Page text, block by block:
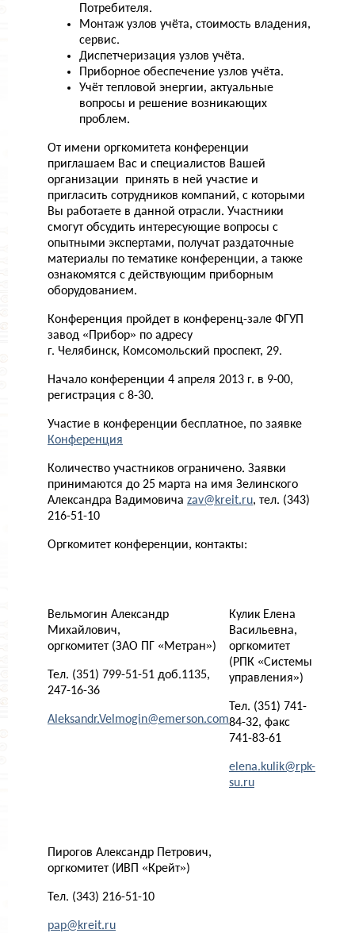
Потребителя.
Монтаж узлов учёта, стоимость владения,
сервис.
Диспетчеризация узлов учёта.
Приборное обеспечение узлов учёта.
Учёт тепловой энергии, актуальные
вопросы и решение возникающих
проблем.
От имени оргкомитета конференции
приглашаем Вас и специалистов Вашей
организации принять в ней участие и
пригласить сотрудников компаний, с которыми
Вы работаете в данной отрасли. Участники
смогут обсудить интересующие вопросы с
опытными экспертами, получат раздаточные
материалы по тематике конференции, а также
ознакомятся с действующим приборным
оборудованием.
Конференция пройдет в конференц-зале ФГУП
завод «Прибор» по адресу
г. Челябинск, Комсомольский проспект, 29.
Начало конференции 4 апреля 2013 г. в 9-00,
регистрация с 8-30.
Участие в конференции бесплатное, по заявке
Конференция
Количество участников ограничено. Заявки
принимаются до 25 марта на имя Зелинского
Александра Вадимовича zav@kreit.ru, тел. (343)
216-51-10
Оргкомитет конференции, контакты:
Вельмогин Александр
Михайлович,
оргкомитет (ЗАО ПГ «Метран»)
Тел. (351) 799-51-51 доб.1135,
247-16-36
Aleksandr.Velmogin@emerson.com
Кулик Елена
Васильевна,
оргкомитет
(РПК «Системы
управления»)
Тел. (351) 741-
84-32, факс
741-83-61
elena.kulik@rpk-
su.ru
Пирогов Александр Петрович,
оргкомитет (ИВП «Крейт»)
Тел. (343) 216-51-10
pap@kreit.ru